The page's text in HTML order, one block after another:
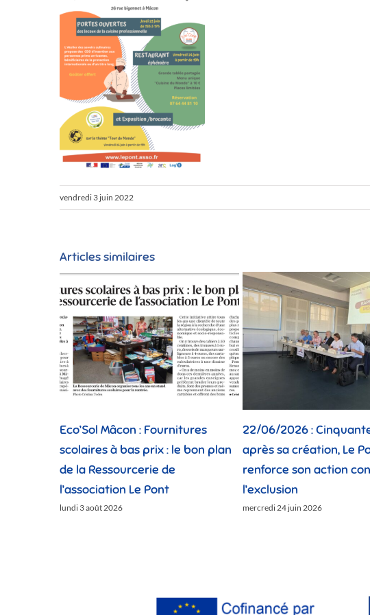
vendredi 3 juin 2022
Articles similaires
Eco’Sol Mâcon : Fournitures
scolaires à bas prix : le bon plan
de la Ressourcerie de
l’association Le Pont
lundi 3 août 2026
22/06/2026 :
après sa création, Le
renforce son action
l’exclusion
mercredi 24 juin 2026